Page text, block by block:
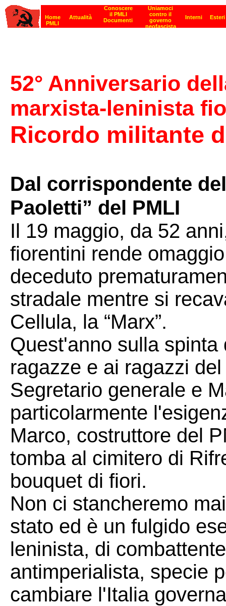
52° Anniversario
marxista-leninista
Ricordo militante
Dal corrispondente
Paoletti” del PMLI
Il 19 maggio, da 52
fiorentini rende
deceduto
stradale mentre si
Cellula, la “Marx”.
Quest'anno sulla
ragazze e ai ragazzi
Segretario generale e
particolarmente
Marco, costruttore del
tomba al cimitero di
bouquet di fiori.
Non ci stancheremo
stato ed è un fulgido
leninista, di
antimperialista, specie
cambiare l'Italia